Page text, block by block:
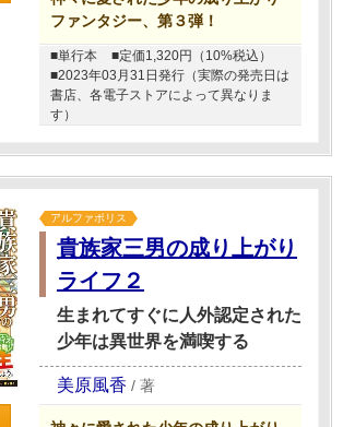
ファンタジー、第３弾！
■単行本
■定価1,320円（10%税込）
■2023年03月31日発行（実際の発売日は
書店、各電子ストアによって異なりま
す）
アルファポリス
貴族家三男の成り上がり
ライフ２
生まれてすぐに人外認定された
少年は異世界を満喫する
美原風香 / 著